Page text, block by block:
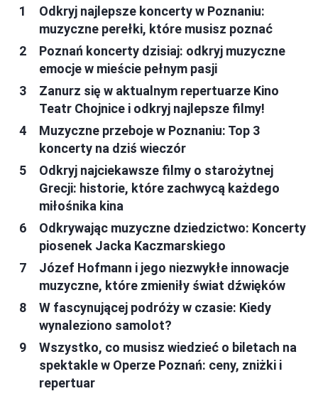
Odkryj najlepsze koncerty w Poznaniu:
muzyczne perełki, które musisz poznać
Poznań koncerty dzisiaj: odkryj muzyczne
emocje w mieście pełnym pasji
Zanurz się w aktualnym repertuarze Kino
Teatr Chojnice i odkryj najlepsze filmy!
Muzyczne przeboje w Poznaniu: Top 3
koncerty na dziś wieczór
Odkryj najciekawsze filmy o starożytnej
Grecji: historie, które zachwycą każdego
miłośnika kina
Odkrywając muzyczne dziedzictwo: Koncerty
piosenek Jacka Kaczmarskiego
Józef Hofmann i jego niezwykłe innowacje
muzyczne, które zmieniły świat dźwięków
W fascynującej podróży w czasie: Kiedy
wynaleziono samolot?
Wszystko, co musisz wiedzieć o biletach na
spektakle w Operze Poznań: ceny, zniżki i
repertuar